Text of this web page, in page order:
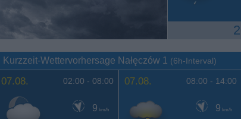
Kurzzeit-Wettervorhersage Nałęczów 1 (6h-Interval)
07.08. 02:00 - 08:00
9 km/h
07.08. 08:00 - 14:00
9 km/h